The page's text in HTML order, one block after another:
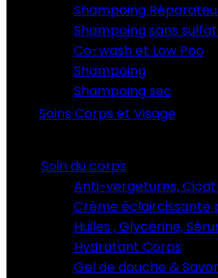
Shampoing
Shampoing sans
Co-wash et Low Poo
Shampoing
Shampoing sec
Soins Corps et Visage
Soin du corps
Anti-vergetures,
Crème éclaircissante
Huiles , Glycérine,
Hydratant Corps
Gel de douche &